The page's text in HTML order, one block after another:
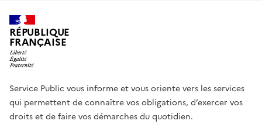
RÉPUBLIQUE
FRANÇAISE
Service Public vous informe et vous oriente vers les services
qui permettent de connaître vos obligations, d’exercer vos
droits et de faire vos démarches du quotidien.